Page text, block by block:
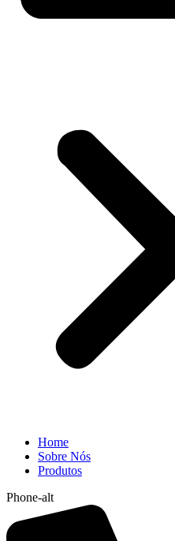
Home
Sobre Nós
Produtos
Phone-alt